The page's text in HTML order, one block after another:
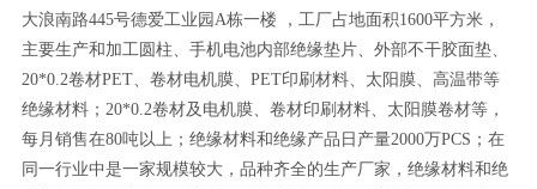
大浪南路445号德爱工业园A栋一楼 ，工厂占地面积1600平方米，
主要生产和加工圆柱、手机电池内部绝缘垫片、外部不干胶面垫、
20*0.2卷材PET、卷材电机膜、PET印刷材料、太阳膜、高温带等
绝缘材料；20*0.2卷材及电机膜、卷材印刷材料、太阳膜卷材等，
每月销售在80吨以上；绝缘材料和绝缘产品日产量2000万PCS；在
同一行业中是一家规模较大，品种齐全的生产厂家，绝缘材料和绝